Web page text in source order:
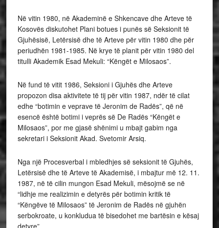
Në vitin 1980, në Akademinë e Shkencave dhe Arteve të
Kosovës diskutohet Plani botues i punës së Seksionit të
Gjuhësisë, Letërsisë dhe të Arteve për vitin 1980 dhe për
periudhën 1981-1985. Në krye të planit për vitin 1980 del
titulli Akademik Esad Mekuli: “Këngët e Milosaos”.
Në fund të vitit 1986, Seksioni i Gjuhës dhe Arteve
propozon disa aktivitete të tij për vitin 1987, ndër të cilat
edhe “botimin e veprave të Jeronim de Radës”, që në
esencë është botimi i veprës së De Radës “Këngët e
Milosaos”, por me gjasë shënimi u mbajt gabim nga
sekretari i Seksionit Akad. Svetomir Arsiq.
Nga një Procesverbal i mbledhjes së seksionit të Gjuhës,
Letërsisë dhe të Arteve të Akademisë, i mbajtur më 12. 11.
1987, në të cilin mungon Esad Mekuli, mësojmë se në
“lidhje me realizimin e detyrës për botimin kritik të
“Këngëve të Milosaos” të Jeronim de Radës në gjuhën
serbokroate, u konkludua të bisedohet me bartësin e kësaj
detyre”.